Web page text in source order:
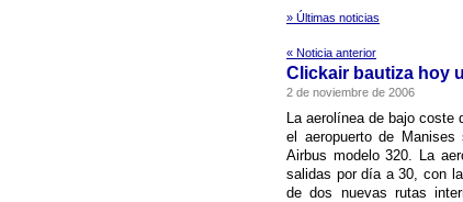
» Últimas noticias
« Noticia anterior
Clickair bautiza hoy
2 de noviembre de 2006
La aerolí­nea de bajo coste
el aeropuerto de
Airbus modelo 320. La
salidas por dí­a a 30, con
de dos nuevas rutas